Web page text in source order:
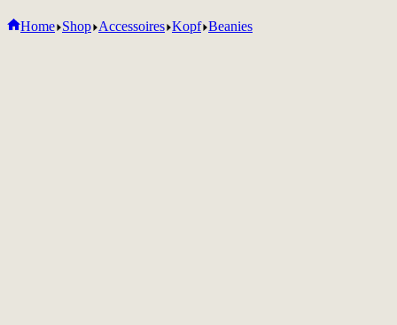
Home Shop Accessoires Kopf Beanies